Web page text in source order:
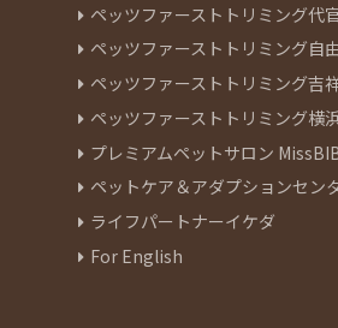
ペッツファーストトリミング代
ペッツファーストトリミング自
ペッツファーストトリミング吉
ペッツファーストトリミング横
プレミアムペットサロン
ペットケア＆アダプションセン
ライフパートナーイケダ
For English